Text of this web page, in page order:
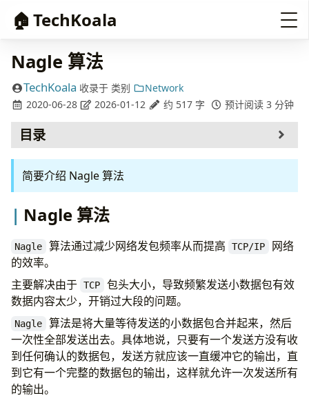
🏠 TechKoala
Nagle 算法
TechKoala 收录于 类别
Network
2020-06-28
2026-01-12 约 517 字 预计阅读 3 分钟
目录
Nagle 算法
Windows 下关闭 Nagle 算法
参考
简要介绍 Nagle 算法
Nagle 算法
Nagle 算法通过减少网络发包频率从而提高 TCP/IP
网络
的效率。
主要解决由于 TCP
包头大小，导致频繁发送小数据包有效
数据内容太少，开销过大段的问题。
Nagle
算法是将大量等待发送的小数据包合并起来，然后
一次性全部发送出去。具体地说，只要有一个发送方没有收
到任何确认的数据包，发送方就应该一直缓冲它的输出，直
到它有一个完整的数据包的输出，这样就允许一次发送所有
的输出。